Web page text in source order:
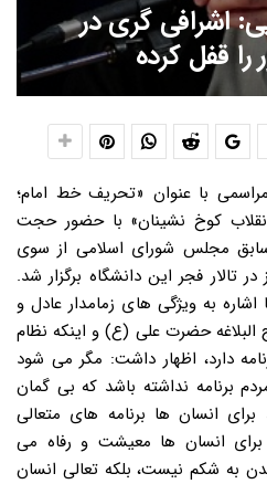
اشرافی گری در
قفل کرده
۲۵ بهمن ماه مراسمی با عنوان «تحریف خط امام؛
کوخ نشینان» با حضور حجت
سابق مجلس شورای اسلامی از سوی
تالار فجر این دانشگاه برگزار شد.
به ویژگی های زمامدار عادل و
البلاغه حضرت علی (ع) و اینکه نظام
دارد، اظهار داشت: مگر می شود
برنامه نداشته باشد که بی گمان
انسان ها برنامه های متعالی
انسان ها معیشت و رفاه می
به شکم نیست، بلکه تعالی انسان